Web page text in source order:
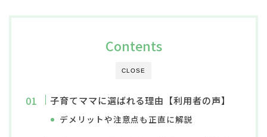
CLOSE
Contents
子育てママに選ばれる理由【利用者の声】
デメリットや注意点も正直に解説